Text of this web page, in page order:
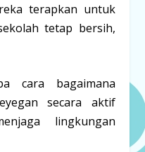
terapkan untuk
tetap bersih,
cara bagaimana
secara aktif
lingkungan